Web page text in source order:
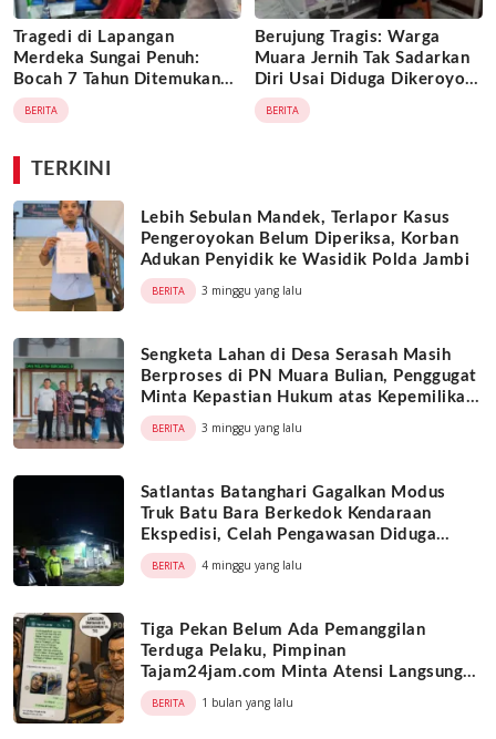
Tragedi di Lapangan
Merdeka Sungai Penuh:
Bocah 7 Tahun Ditemukan
Tak Bernyawa di Dalam
Istana Balon yang Sudah
BERITA
Berujung Tragis: Warga
Muara Jernih Tak Sadarkan
Diri Usai Diduga Dikeroyok
Oknum ASN dan Honorer di
SMPN 32 Merangin
BERITA
TERKINI
Lebih Sebulan Mandek, Terlapor Kasus
Pengeroyokan Belum Diperiksa, Korban
Adukan Penyidik ke Wasidik Polda Jambi
BERITA 3 minggu yang lalu
Sengketa Lahan di Desa Serasah Masih
Berproses di PN Muara Bulian, Penggugat
Minta Kepastian Hukum atas Kepemilikan
Objek Tanah
BERITA 3 minggu yang lalu
Satlantas Batanghari Gagalkan Modus
Truk Batu Bara Berkedok Kendaraan
Ekspedisi, Celah Pengawasan Diduga
Dimanfaatkan Oknum
BERITA 4 minggu yang lalu
Tiga Pekan Belum Ada Pemanggilan
Terduga Pelaku, Pimpinan
Tajam24jam.com Minta Atensi Langsung
Kapolda Jambi
BERITA 1 bulan yang lalu